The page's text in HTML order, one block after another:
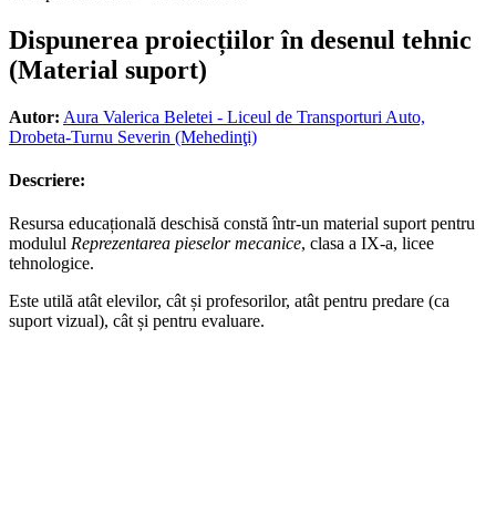
Dispunerea proiecțiilor în desenul tehnic
(Material suport)
Autor: Aura Valerica Beletei - Liceul de Transporturi Auto,
Drobeta-Turnu Severin (Mehedinţi)
Descriere:
Resursa educațională deschisă constă într-un material suport pentru
modulul Reprezentarea pieselor mecanice, clasa a IX-a, licee
tehnologice.
Este utilă atât elevilor, cât și profesorilor, atât pentru predare (ca
suport vizual), cât și pentru evaluare.